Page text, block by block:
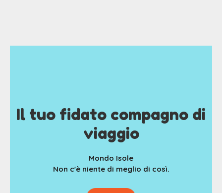
Il tuo fidato compagno di
viaggio
Mondo Isole
Non c'è niente di meglio di così.